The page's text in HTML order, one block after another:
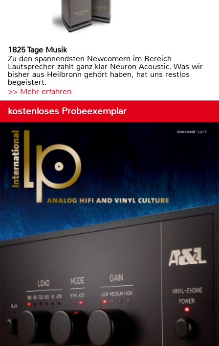
1825 Tage Musik
Zu den spannendsten Newcomern im Bereich
Lautsprecher zählt ganz klar Neuron Acoustic. Was wir
bisher aus Heilbronn gehört haben, hat uns restlos
begeistert.
>> Mehr erfahren
kostenloses Probeexemplar